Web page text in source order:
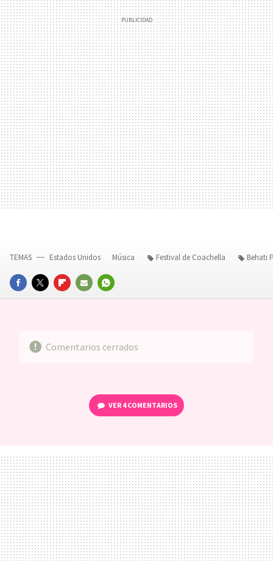
FACEBOOKTWITTERFLIPBOARD
E-
WHATSAPP
TEMAS Estados Unidos Música Festival de Coachella Behati
Comentarios cerrados
VER 4 COMENTARIOS